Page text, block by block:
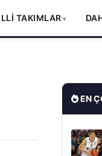
TAKIMLAR
EN